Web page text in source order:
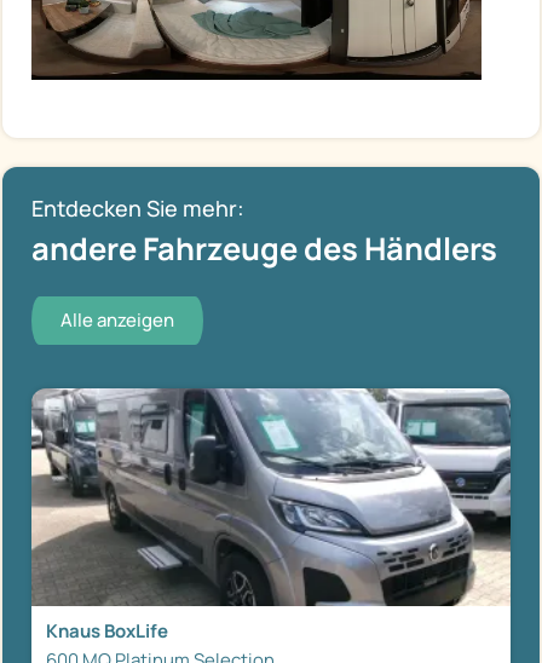
Entdecken Sie mehr:
andere Fahrzeuge des Händlers
Alle anzeigen
Knaus BoxLife